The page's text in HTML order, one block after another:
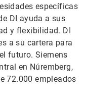
específicas
DI ayuda a sus
y flexibilidad. DI
a su cartera para
futuro. Siemens
en Núremberg,
72.000 empleados